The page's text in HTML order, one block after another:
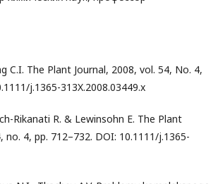
C.I. The Plant Journal, 2008, vol. 54, No. 4,
j.1365-313X.2008.03449.x
Rikanati R. & Lewinsohn E. The Plant
no. 4, pp. 712–732. DOI: 10.1111/j.1365-